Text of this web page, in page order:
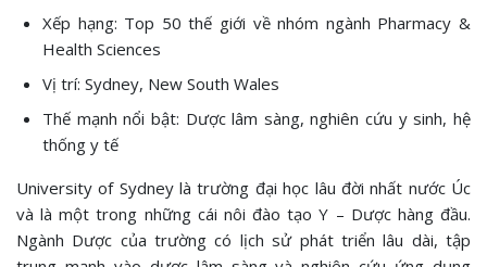
Xếp hạng: Top 50 thế giới về nhóm ngành Pharmacy &
Health Sciences
Vị trí: Sydney, New South Wales
Thế mạnh nổi bật: Dược lâm sàng, nghiên cứu y sinh, hệ
thống y tế
University of Sydney là trường đại học lâu đời nhất nước Úc
và là một trong những cái nôi đào tạo Y – Dược hàng đầu.
Ngành Dược của trường có lịch sử phát triển lâu dài, tập